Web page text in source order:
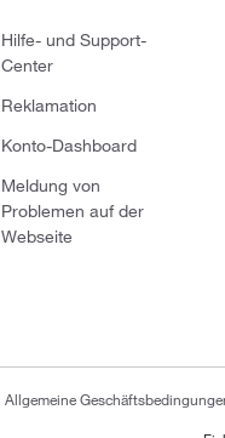
Hilfe- und Support-
Center
Reklamation
Konto-Dashboard
Meldung von
Problemen auf der
Webseite
Allgemeine